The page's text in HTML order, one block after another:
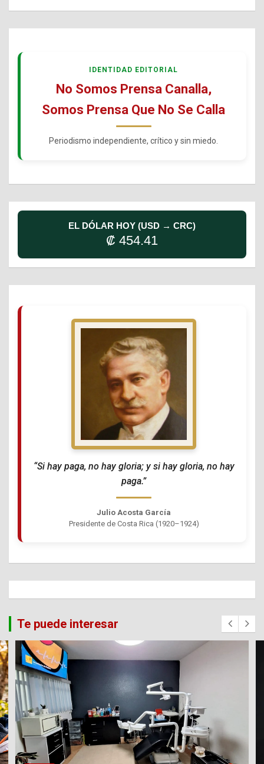
IDENTIDAD EDITORIAL
No Somos Prensa Canalla,
Somos Prensa Que No Se Calla
Periodismo independiente, crítico y sin miedo.
EL DÓLAR HOY (USD → CRC)
₡ 454.41
“Si hay paga, no hay gloria; y si hay gloria, no hay
paga.”
Julio Acosta García
Presidente de Costa Rica (1920–1924)
Te puede interesar